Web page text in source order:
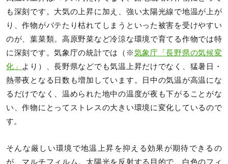
も深刻です。大気の上昇に加え、強い太陽光線で地温が上が
り、作物がバテたり枯れてしまうといった被害を受けやすい
のが、葉菜類。高原野菜など冷涼な環境で育てる作物では特
に深刻です。気象庁の統計では（※気象庁「長野県の気候変
化」 より）、長野県などでも気温上昇だけでなく、猛暑日・
熱帯夜となる日数も増加しています。日中の気温が高温にな
るだけでなく、温められた地中の温度が夜も下がることがな
い、作物にとってストレスの大きい環境に変化しているので
す。
そんな厳しい環境で地温上昇を抑える効果が期待できるの
が、マルチフィルム。太陽光を反射する目的で、白色のフィ